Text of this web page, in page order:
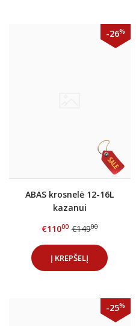
-26%
ABAS krosnelė 12-16L
kazanui
€11000 €14900
Į KREPŠELĮ
-25%